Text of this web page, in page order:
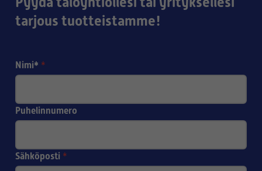
tarjous tuotteistamme!
Nimi* *
Puhelinnumero
Sähköposti *